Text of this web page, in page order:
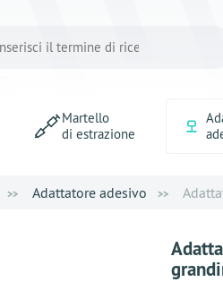
Martello
di estrazione
Adattatore adesivo